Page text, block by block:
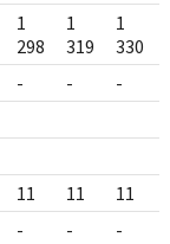
1
298
1
319
1
330
- - -
11 11 11
- - -